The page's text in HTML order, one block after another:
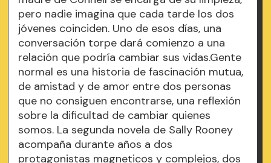
pero nadie imagina que cada tarde los dos
jóvenes coinciden. Uno de esos días, una
conversación torpe dará comienzo a una
relación que podría cambiar sus vidas.Gente
normal es una historia de fascinación mutua,
de amistad y de amor entre dos personas
que no consiguen encontrarse, una reflexión
sobre la dificultad de cambiar quienes
somos. La segunda novela de Sally Rooney
acompaña durante años a dos
protagonistas magneticos y complejos, dos